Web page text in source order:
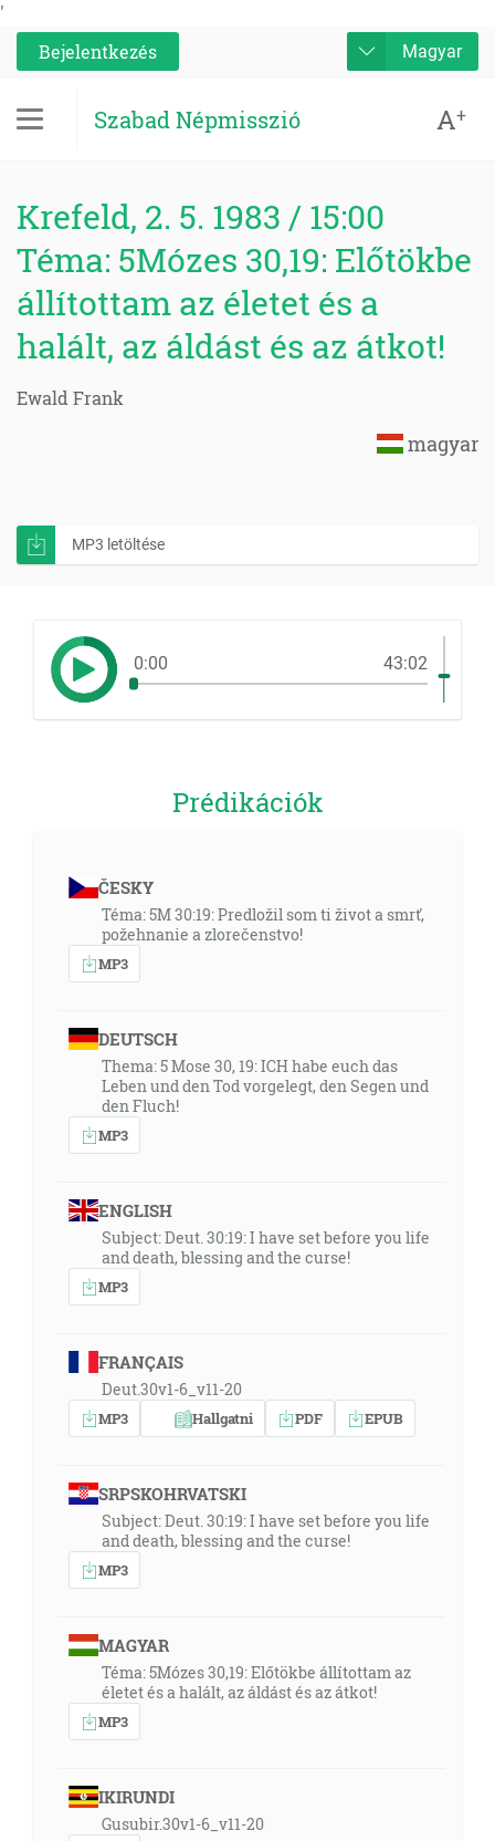
'
Bejelentkezés
Magyar
Szabad Népmisszió A+
Krefeld, 2. 5. 1983 / 15:00
Téma: 5Mózes 30,19: Előtökbe
állítottam az életet és a
halált, az áldást és az átkot!
Ewald Frank
magyar
MP3 letöltése
0:00 43:02
Prédikációk
ČESKY
Téma: 5M 30:19: Predložil som ti život a smrť,
požehnanie a zlorečenstvo!
MP3
DEUTSCH
Thema: 5 Mose 30, 19: ICH habe euch das
Leben und den Tod vorgelegt, den Segen und
den Fluch!
MP3
ENGLISH
Subject: Deut. 30:19: I have set before you life
and death, blessing and the curse!
MP3
FRANÇAIS
Deut.30v1-6_v11-20
MP3 Hallgatni PDF EPUB
SRPSKOHRVATSKI
Subject: Deut. 30:19: I have set before you life
and death, blessing and the curse!
MP3
MAGYAR
Téma: 5Mózes 30,19: Előtökbe állítottam az
életet és a halált, az áldást és az átkot!
MP3
IKIRUNDI
Gusubir.30v1-6_v11-20